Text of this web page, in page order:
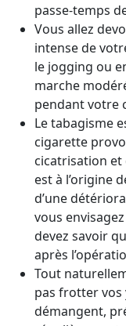
passe-temps
Vous allez
intense de
le jogging ou
marche
pendant votre
Le tabagisme
cigarette
cicatrisation et
est à l’origine
d’une
vous
devez savoir
après
Tout
pas frotter vos
démangent,